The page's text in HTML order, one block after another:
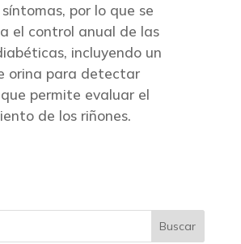
por lo que se
el control anual de las
incluyendo un
orina para detectar
permite evaluar el
de los riñones.